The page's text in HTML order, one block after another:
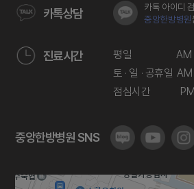
카톡상담
카톡 아이디
중앙한방병원
진료시간 평일
AM
토 · 일 · 공휴일 AM
점심시간
중앙한방병원 SNS